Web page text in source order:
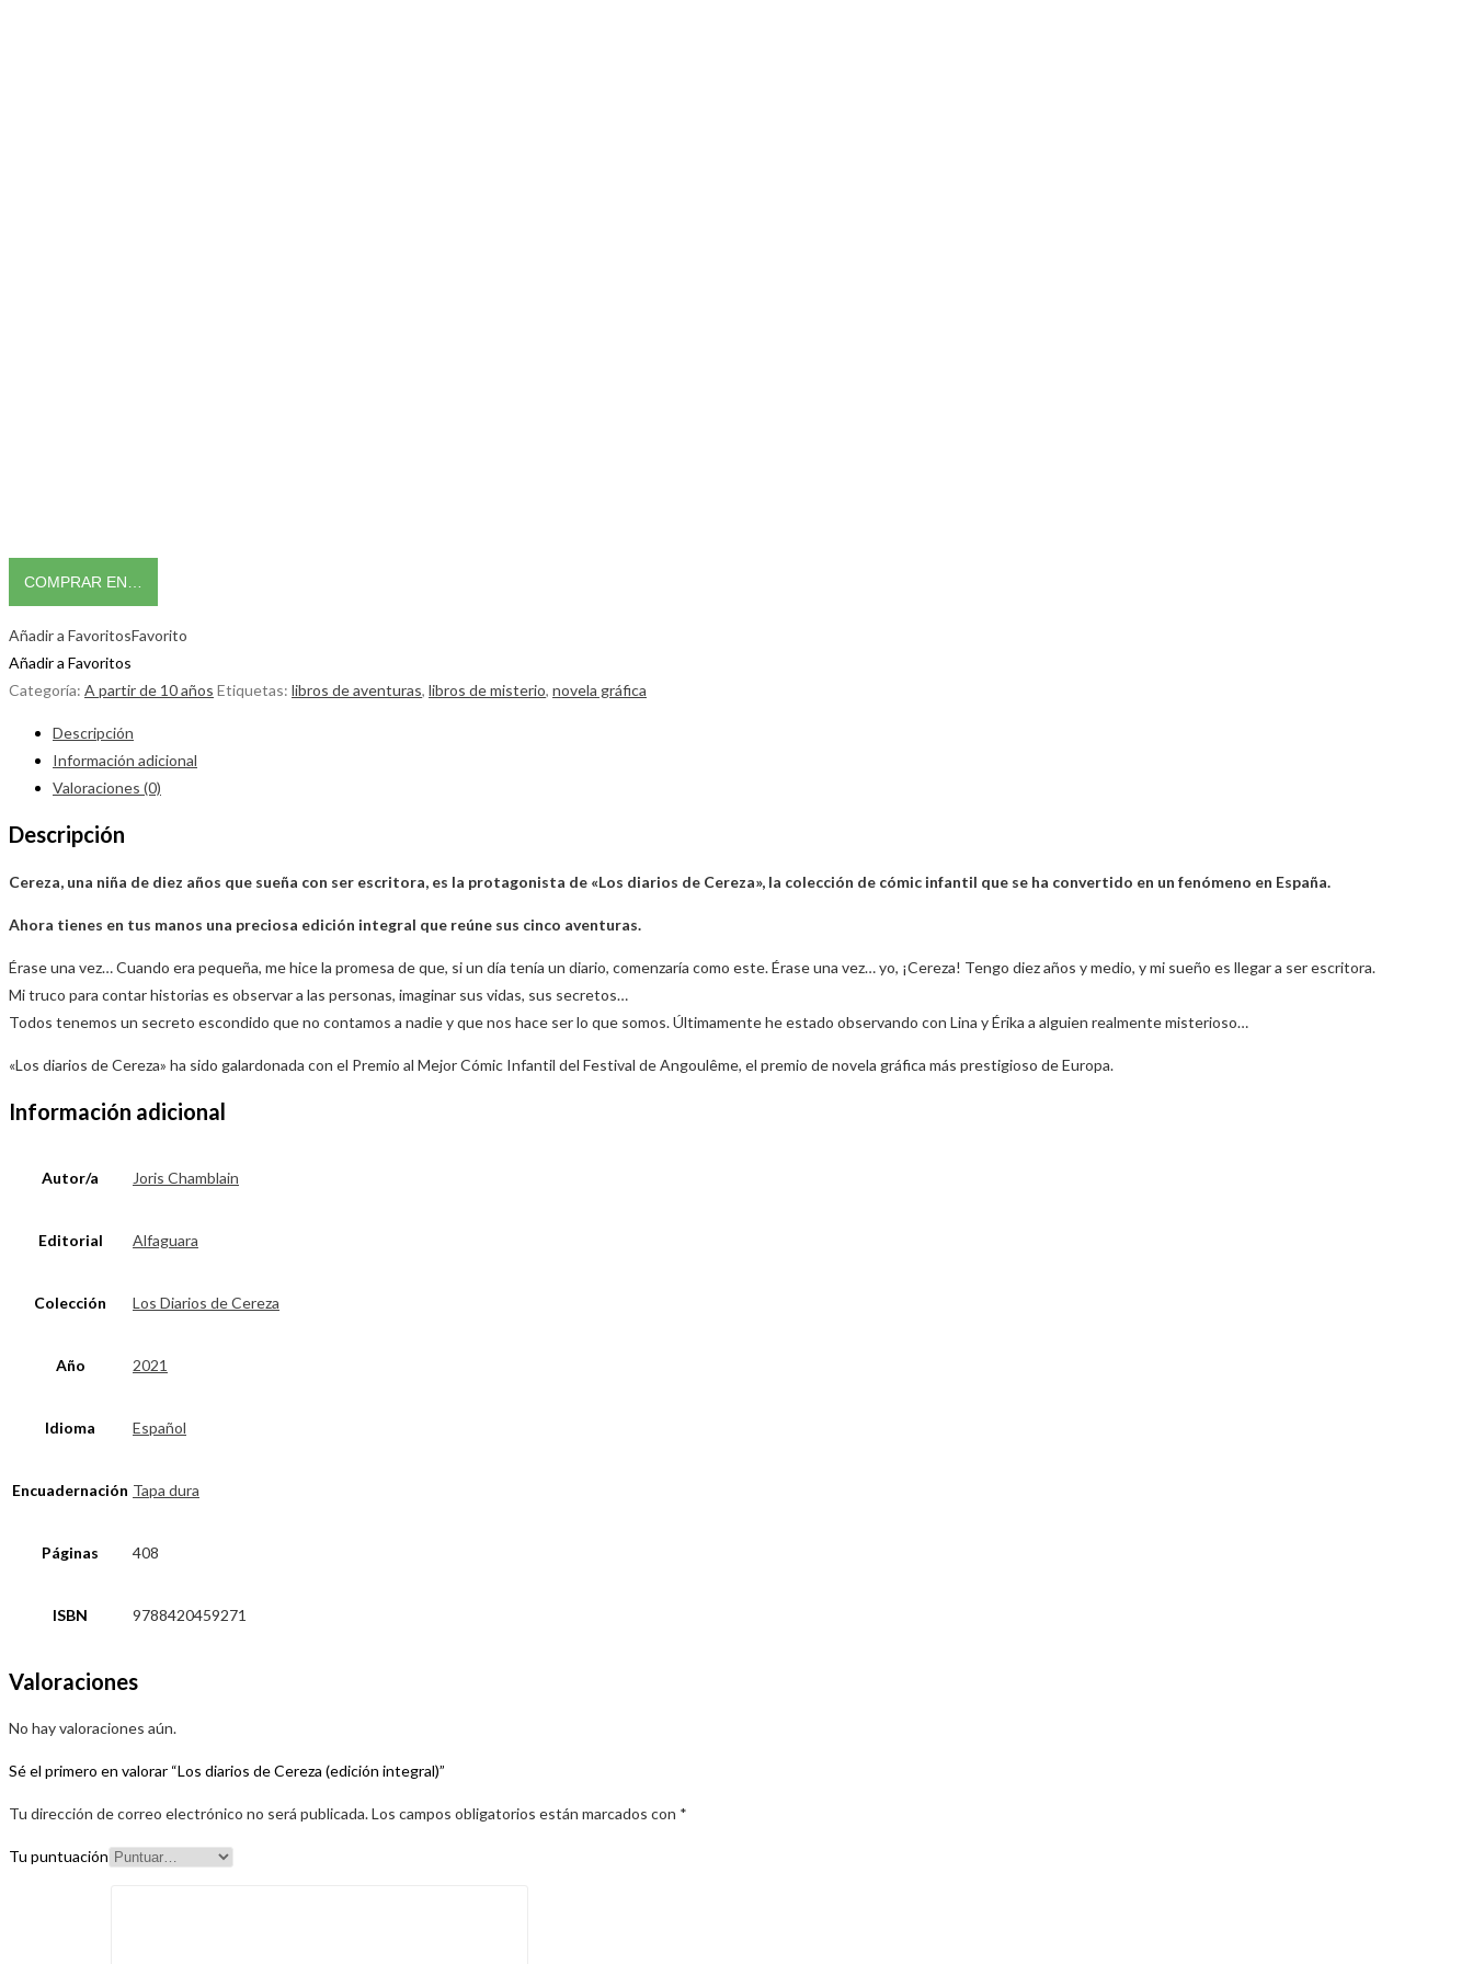
COMPRAR EN…
Añadir a FavoritosFavorito
Añadir a Favoritos
Categoría: A partir de 10 años Etiquetas: libros de aventuras, libros de misterio, novela gráfica
Descripción
Información adicional
Valoraciones (0)
Descripción
Cereza, una niña de diez años que sueña con ser escritora, es la protagonista de «Los diarios de Cereza», la colección de cómic infantil que se ha convertido en un fenómeno en España.
Ahora tienes en tus manos una preciosa edición integral que reúne sus cinco aventuras.
Érase una vez… Cuando era pequeña, me hice la promesa de que, si un día tenía un diario, comenzaría como este. Érase una vez… yo, ¡Cereza! Tengo diez años y medio, y mi sueño es llegar a ser escritora.
Mi truco para contar historias es observar a las personas, imaginar sus vidas, sus secretos…
Todos tenemos un secreto escondido que no contamos a nadie y que nos hace ser lo que somos. Últimamente he estado observando con Lina y Érika a alguien realmente misterioso…
«Los diarios de Cereza» ha sido galardonada con el Premio al Mejor Cómic Infantil del Festival de Angoulême, el premio de novela gráfica más prestigioso de Europa.
Información adicional
Autor/a Joris Chamblain
Editorial Alfaguara
Colección Los Diarios de Cereza
Año 2021
Idioma Español
Encuadernación Tapa dura
Páginas 408
ISBN 9788420459271
Valoraciones
No hay valoraciones aún.
Sé el primero en valorar “Los diarios de Cereza (edición integral)”
Tu dirección de correo electrónico no será publicada.Los campos obligatorios están marcados con *
Tu puntuación